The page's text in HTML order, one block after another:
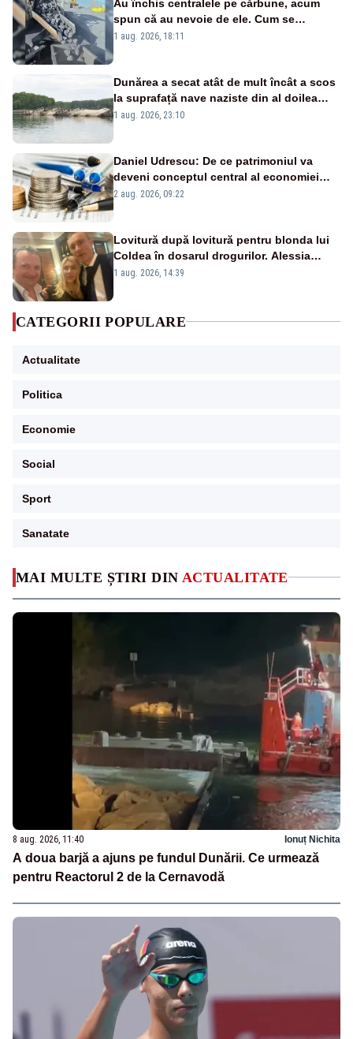
MAI MULTE ȘTIRI DIN ACTUALITATE
8 aug. 2026, 11:40 Ionuț Nichita
A doua barjă a ajuns pe fundul Dunării. Ce urmează
pentru Reactorul 2 de la Cernavodă
Au închis centralele pe cărbune, acum
spun că au nevoie de ele. Cum se
pasează vina în plină criză energetică
1 aug. 2026, 18:11
Dunărea a secat atât de mult încât a scos
la suprafață nave naziste din al doilea
război mondial
1 aug. 2026, 23:10
Daniel Udrescu: De ce patrimoniul va
deveni conceptul central al economiei
viitoare?
2 aug. 2026, 09:22
Lovitură după lovitură pentru blonda lui
Coldea în dosarul drogurilor. Alessia
Păcuraru explică decizia magistraților
1 aug. 2026, 14:39
CATEGORII POPULARE
Actualitate
Politica
Economie
Social
Sport
Sanatate